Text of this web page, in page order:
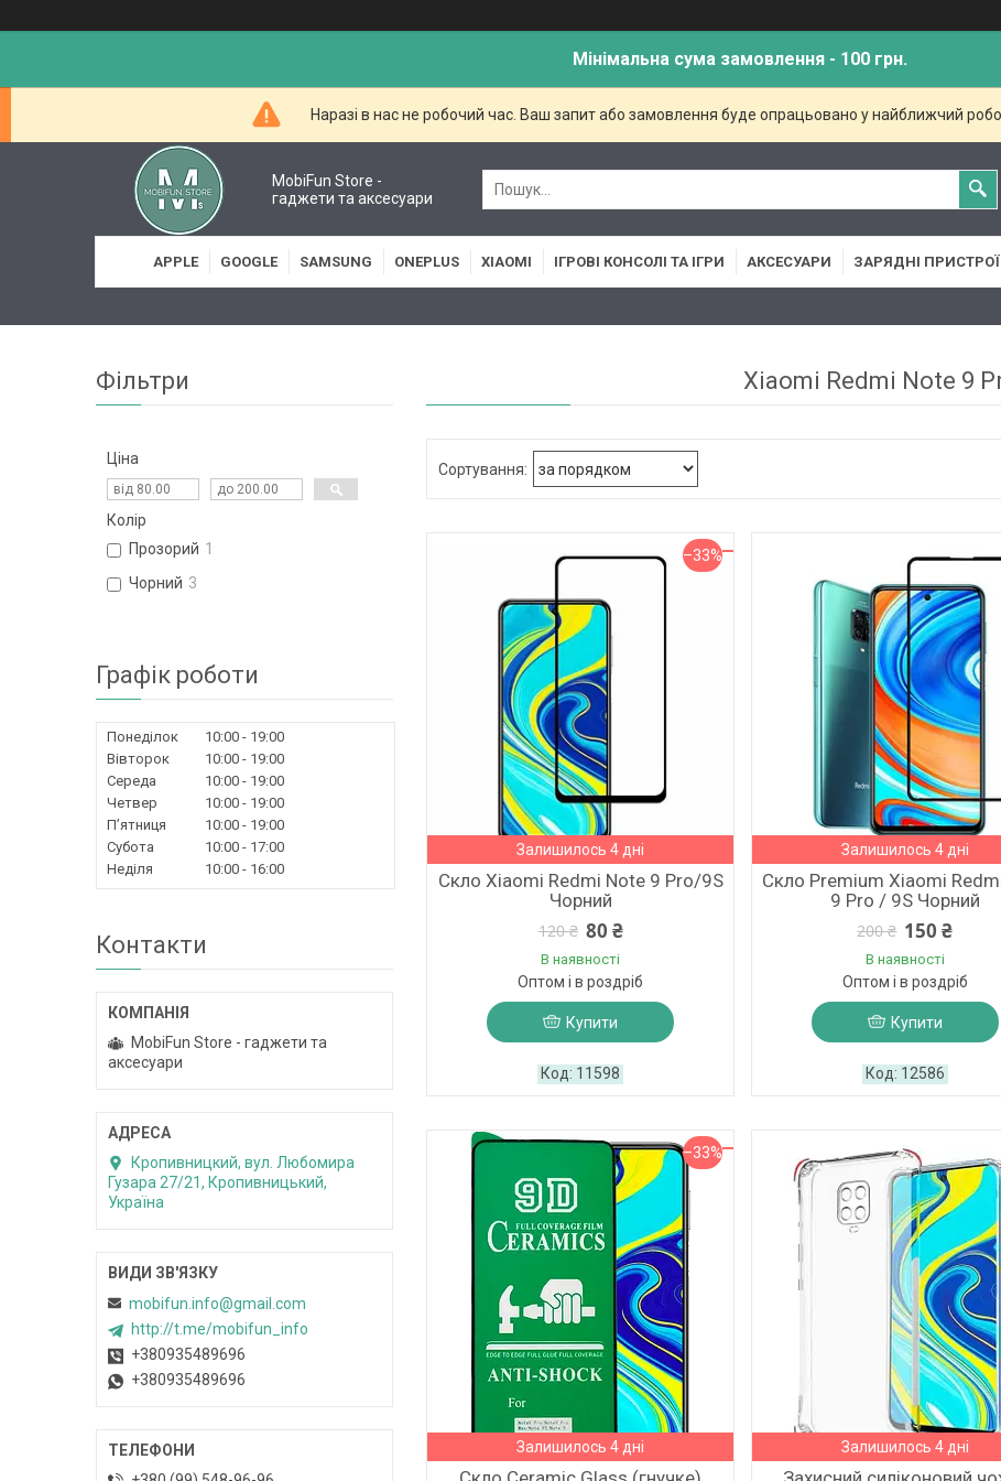
Мінімальна сума замовлення - 100 грн.
Наразі в нас не робочий час. Ваш запит або замовлення буде опрацьовано у найближчий
MobiFun Store -
гаджети та аксесуари
APPLE GOOGLE SAMSUNG ONEPLUS XIAOMI ІГРОВІ КОНСОЛІ ТА ІГРИ АКСЕСУАРИ ЗАРЯДНІ ПРИСТРОЇ
Xiaomi Redmi Note 9
–33%
Залишилось 4 дні
Скло Xiaomi Redmi Note 9 Pro/9S
Чорний
120 ₴ 80 ₴
В наявності
Оптом і в роздріб
Купити
11598
Залишилось 4 дні
Скло Premium Xiaomi
9 Pro / 9S Чорний
200 ₴ 150 ₴
В наявності
Оптом і в роздріб
Купити
12586
–33%
Залишилось 4 дні Залишилось 4 дні
Фільтри
Ціна
Колір
Прозорий 1
Чорний 3
Графік роботи
Понеділок 10:00
19:00
Вівторок
10:00
19:00
Середа
10:00
19:00
Четвер
10:00
19:00
Пʼятниця
10:00
19:00
Субота
10:00
17:00
Неділя
10:00 16:00
Контакти
MobiFun Store - гаджети та
аксесуари
Кропивницкий, вул. Любомира
Гузара 27/21, Кропивницький,
Україна
mobifun.info@gmail.com
http://t.me/mobifun_info
+380935489696
+380935489696